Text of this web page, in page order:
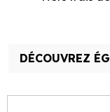
DÉCOUVREZ